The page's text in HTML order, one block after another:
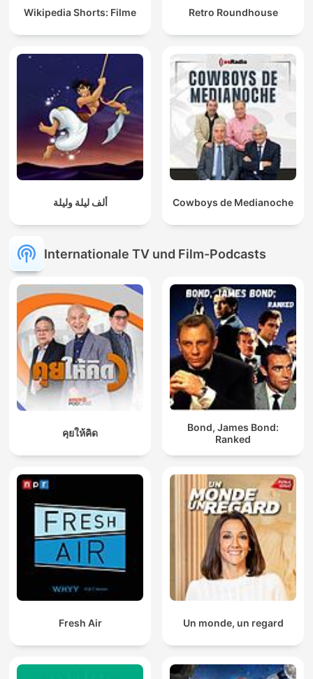
Wikipedia Shorts: Filme Retro Roundhouse
ألف ليلة وليلة Cowboys de Medianoche
Internationale TV und Film-Podcasts
คุยให้คิด
Bond, James Bond:
Ranked
Fresh Air Un monde, un regard